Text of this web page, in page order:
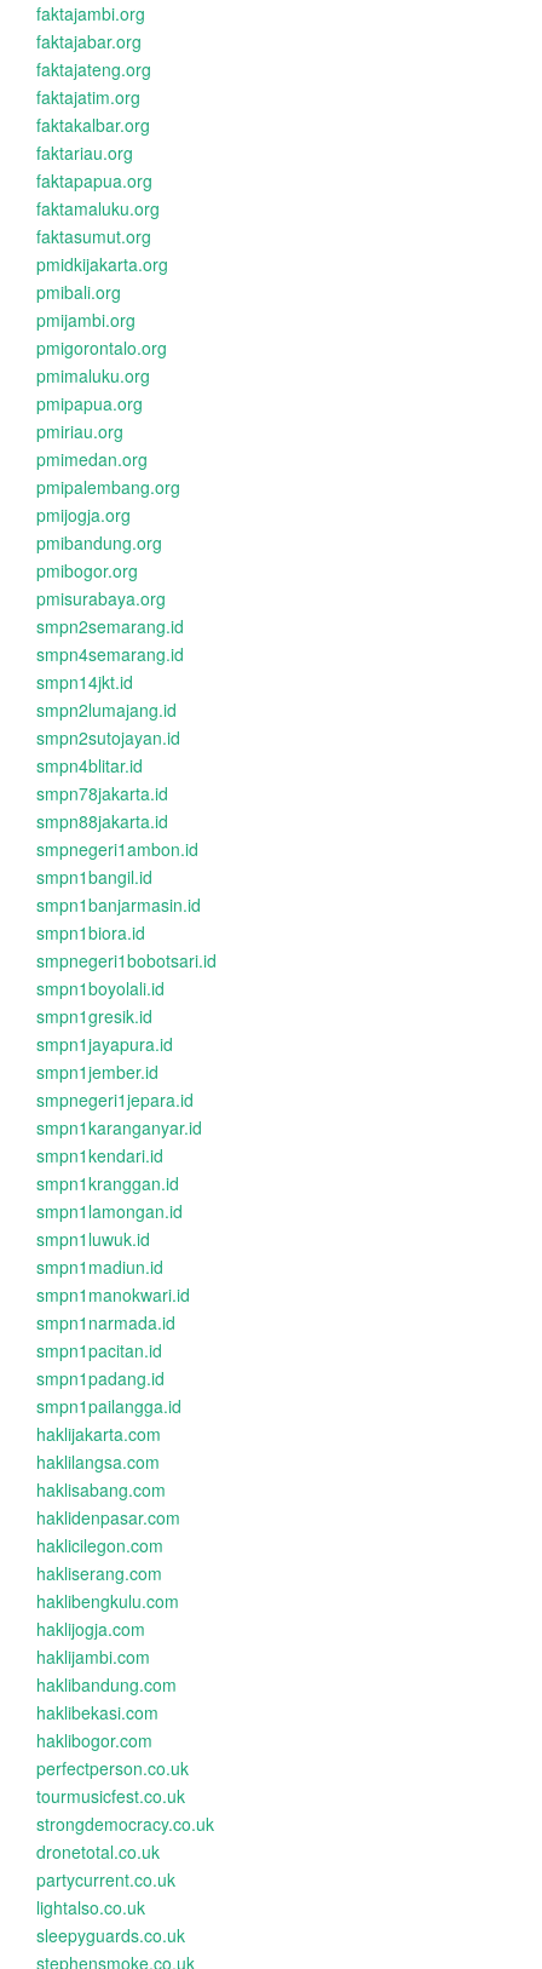
faktajambi.org
faktajabar.org
faktajateng.org
faktajatim.org
faktakalbar.org
faktariau.org
faktapapua.org
faktamaluku.org
faktasumut.org
pmidkijakarta.org
pmibali.org
pmijambi.org
pmigorontalo.org
pmimaluku.org
pmipapua.org
pmiriau.org
pmimedan.org
pmipalembang.org
pmijogja.org
pmibandung.org
pmibogor.org
pmisurabaya.org
smpn2semarang.id
smpn4semarang.id
smpn14jkt.id
smpn2lumajang.id
smpn2sutojayan.id
smpn4blitar.id
smpn78jakarta.id
smpn88jakarta.id
smpnegeri1ambon.id
smpn1bangil.id
smpn1banjarmasin.id
smpn1biora.id
smpnegeri1bobotsari.id
smpn1boyolali.id
smpn1gresik.id
smpn1jayapura.id
smpn1jember.id
smpnegeri1jepara.id
smpn1karanganyar.id
smpn1kendari.id
smpn1kranggan.id
smpn1lamongan.id
smpn1luwuk.id
smpn1madiun.id
smpn1manokwari.id
smpn1narmada.id
smpn1pacitan.id
smpn1padang.id
smpn1pailangga.id
haklijakarta.com
haklilangsa.com
haklisabang.com
haklidenpasar.com
haklicilegon.com
hakliserang.com
haklibengkulu.com
haklijogja.com
haklijambi.com
haklibandung.com
haklibekasi.com
haklibogor.com
perfectperson.co.uk
tourmusicfest.co.uk
strongdemocracy.co.uk
dronetotal.co.uk
partycurrent.co.uk
lightalso.co.uk
sleepyguards.co.uk
stephensmoke.co.uk